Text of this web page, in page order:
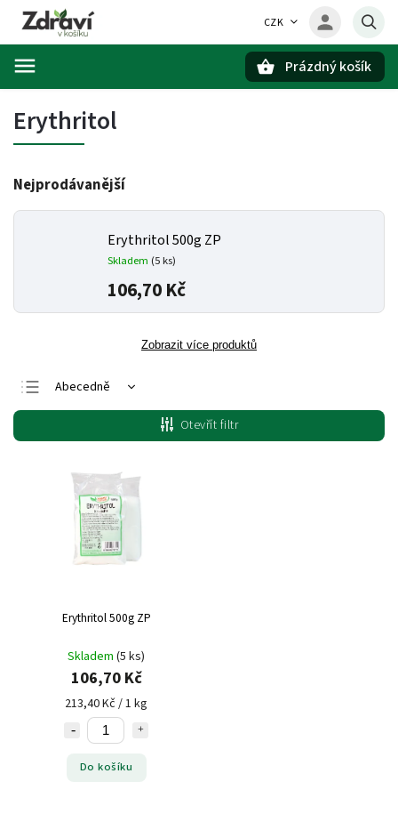
CZK
Prázdný košík
Erythritol
Nejprodávanější
Erythritol 500g ZP
Skladem (5 ks)
106,70 Kč
Zobrazit více produktů
Abecedně
Nejlevnější
Nejdražší
Nejprodávanější
Otevřít filtr
Erythritol 500g ZP
Skladem (5 ks)
106,70 Kč
213,40 Kč / 1 kg
Do košíku